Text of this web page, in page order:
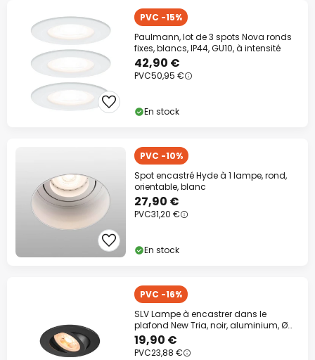
PVC -15%
Paulmann, lot de 3 spots Nova ronds
fixes, blancs, IP44, GU10, à intensité
42,90 €
PVC50,95 €
En stock
PVC -10%
Spot encastré Hyde à 1 lampe, rond,
orientable, blanc
27,90 €
PVC31,20 €
En stock
PVC -16%
SLV Lampe à encastrer dans le
plafond New Tria, noir, aluminium, Ø
8,2 cm
19,90 €
PVC23,88 €